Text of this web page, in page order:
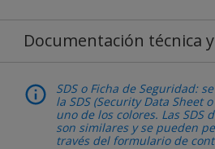
Documentación técnica
SDS o Ficha de Seguridad:
la SDS (Security Data Sheet
uno de los colores. Las SDS
son similares y se pueden
través del formulario de